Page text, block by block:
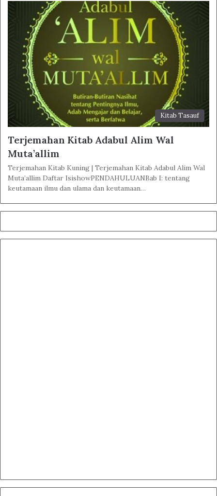
Kitab Tasauf
Terjemahan Kitab Adabul Alim Wal
Muta’allim
Terjemahan Kitab Kuning | Terjemahan Kitab Adabul Alim Wal
Muta’allim Daftar IsishowPENDAHULUANBab I: tentang
keutamaan ilmu dan ulama dan keutamaan…